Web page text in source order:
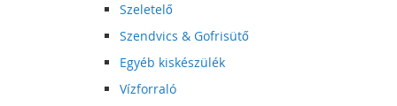
Szeletelő
Szendvics & Gofrisütő
Egyéb kiskészülék
Vízforraló